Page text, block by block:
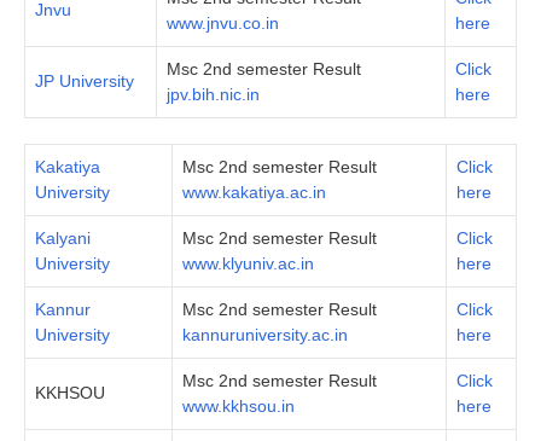
Jnvu
www.jnvu.co.in
here
JP University
Msc 2nd semester Result
jpv.bih.nic.in
Click
here
Kakatiya
University
Msc 2nd semester Result
www.kakatiya.ac.in
Click
here
Kalyani
University
Msc 2nd semester Result
www.klyuniv.ac.in
Click
here
Kannur
University
Msc 2nd semester Result
kannuruniversity.ac.in
Click
here
KKHSOU
Msc 2nd semester Result
www.kkhsou.in
Click
here